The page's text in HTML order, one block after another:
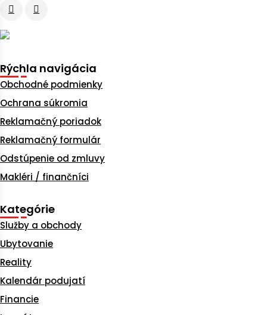
Rýchla navigácia
Obchodné podmienky
Ochrana súkromia
Reklamačný poriadok
Reklamačný formulár
Odstúpenie od zmluvy
Makléri / finančníci
Kategórie
Služby a obchody
Ubytovanie
Reality
Kalendár podujatí
Financie